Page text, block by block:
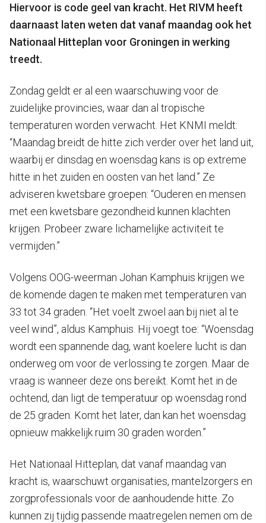
Hiervoor is code geel van kracht. Het RIVM heeft
daarnaast laten weten dat vanaf maandag ook het
Nationaal Hitteplan voor Groningen in werking
treedt.
Zondag geldt er al een waarschuwing voor de
zuidelijke provincies, waar dan al tropische
temperaturen worden verwacht. Het KNMI meldt:
“Maandag breidt de hitte zich verder over het land uit,
waarbij er dinsdag en woensdag kans is op extreme
hitte in het zuiden en oosten van het land.” Ze
adviseren kwetsbare groepen: “Ouderen en mensen
met een kwetsbare gezondheid kunnen klachten
krijgen. Probeer zware lichamelijke activiteit te
vermijden.”
Volgens OOG-weerman Johan Kamphuis krijgen we
de komende dagen te maken met temperaturen van
33 tot 34 graden. “Het voelt zwoel aan bij niet al te
veel wind”, aldus Kamphuis. Hij voegt toe: “Woensdag
wordt een spannende dag, want koelere lucht is dan
onderweg om voor de verlossing te zorgen. Maar de
vraag is wanneer deze ons bereikt. Komt het in de
ochtend, dan ligt de temperatuur op woensdag rond
de 25 graden. Komt het later, dan kan het woensdag
opnieuw makkelijk ruim 30 graden worden.”
Het Nationaal Hitteplan, dat vanaf maandag van
kracht is, waarschuwt organisaties, mantelzorgers en
zorgprofessionals voor de aanhoudende hitte. Zo
kunnen zij tijdig passende maatregelen nemen om de